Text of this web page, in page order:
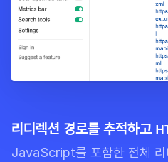
리디렉션 경로를 추적하고
JavaScript를 포함한 전체 리